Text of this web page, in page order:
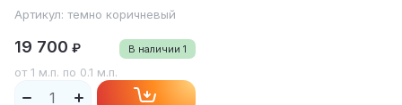
Артикул: темно коричневый
В наличии 1
19 700 ₽
от 1 м.п. по 0.1 м.п.